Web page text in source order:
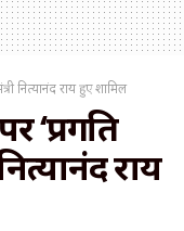
नित्यानंद राय हुए शामिल
‘प्रगति
राय